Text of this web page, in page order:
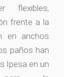
flexibles,
frente a la
en anchos
paños han
Ipesa en un